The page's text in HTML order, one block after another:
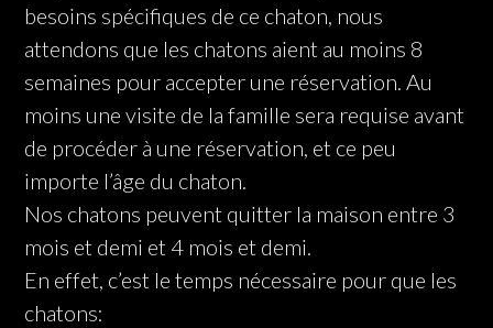
besoins spécifiques de ce chaton, nous
attendons que les chatons aient au moins 8
semaines pour accepter une réservation. Au
moins une visite de la famille sera requise avant
de procéder à une réservation, et ce peu
importe l’âge du chaton.
Nos chatons peuvent quitter la maison entre 3
mois et demi et 4 mois et demi.
En effet, c’est le temps nécessaire pour que les
chatons: